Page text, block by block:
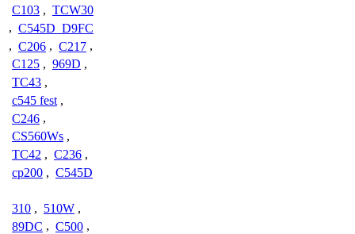
C103 , TCW30
, C545D_D9FC
, C206 , C217 ,
C125 , 969D ,
TC43 ,
c545 fest ,
C246 ,
CS560Ws ,
TC42 , C236 ,
cp200 , C545D
310 , 510W ,
89DC , C500 ,